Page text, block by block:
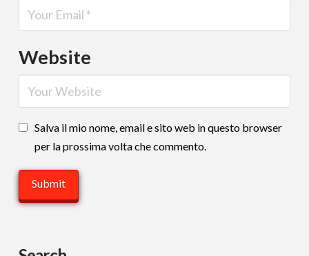
Website
Salva il mio nome, email e sito web in questo browser
per la prossima volta che commento.